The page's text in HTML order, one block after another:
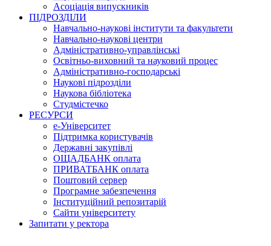
Асоціація випускників
ПІДРОЗДІЛИ
Навчально-наукові інститути та факультети
Навчально-наукові центри
Адміністративно-управлінські
Освітньо-виховний та науковий процес
Адміністративно-господарські
Наукові підрозділи
Наукова бібліотека
Студмістечко
РЕСУРСИ
е-Університет
Підтримка користувачів
Державні закупівлі
ОЩАДБАНК оплата
ПРИВАТБАНК оплата
Поштовий сервер
Програмне забезпечення
Інституційний репозитарій
Сайти університету
Запитати у ректора